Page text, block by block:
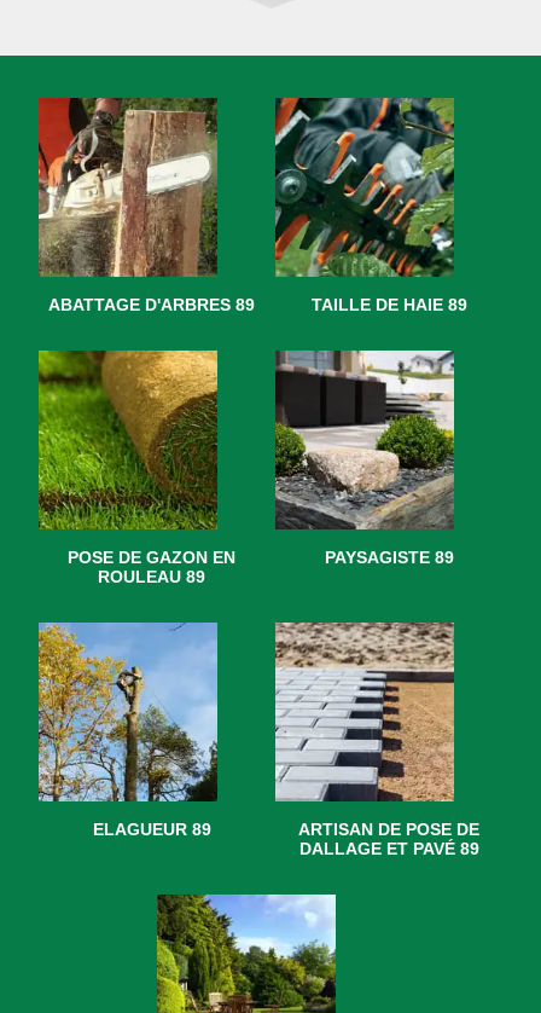
ABATTAGE D'ARBRES 89 TAILLE DE HAIE 89
POSE DE GAZON EN
ROULEAU 89
PAYSAGISTE 89
ELAGUEUR 89
ARTISAN DE POSE DE
DALLAGE ET PAVÉ 89